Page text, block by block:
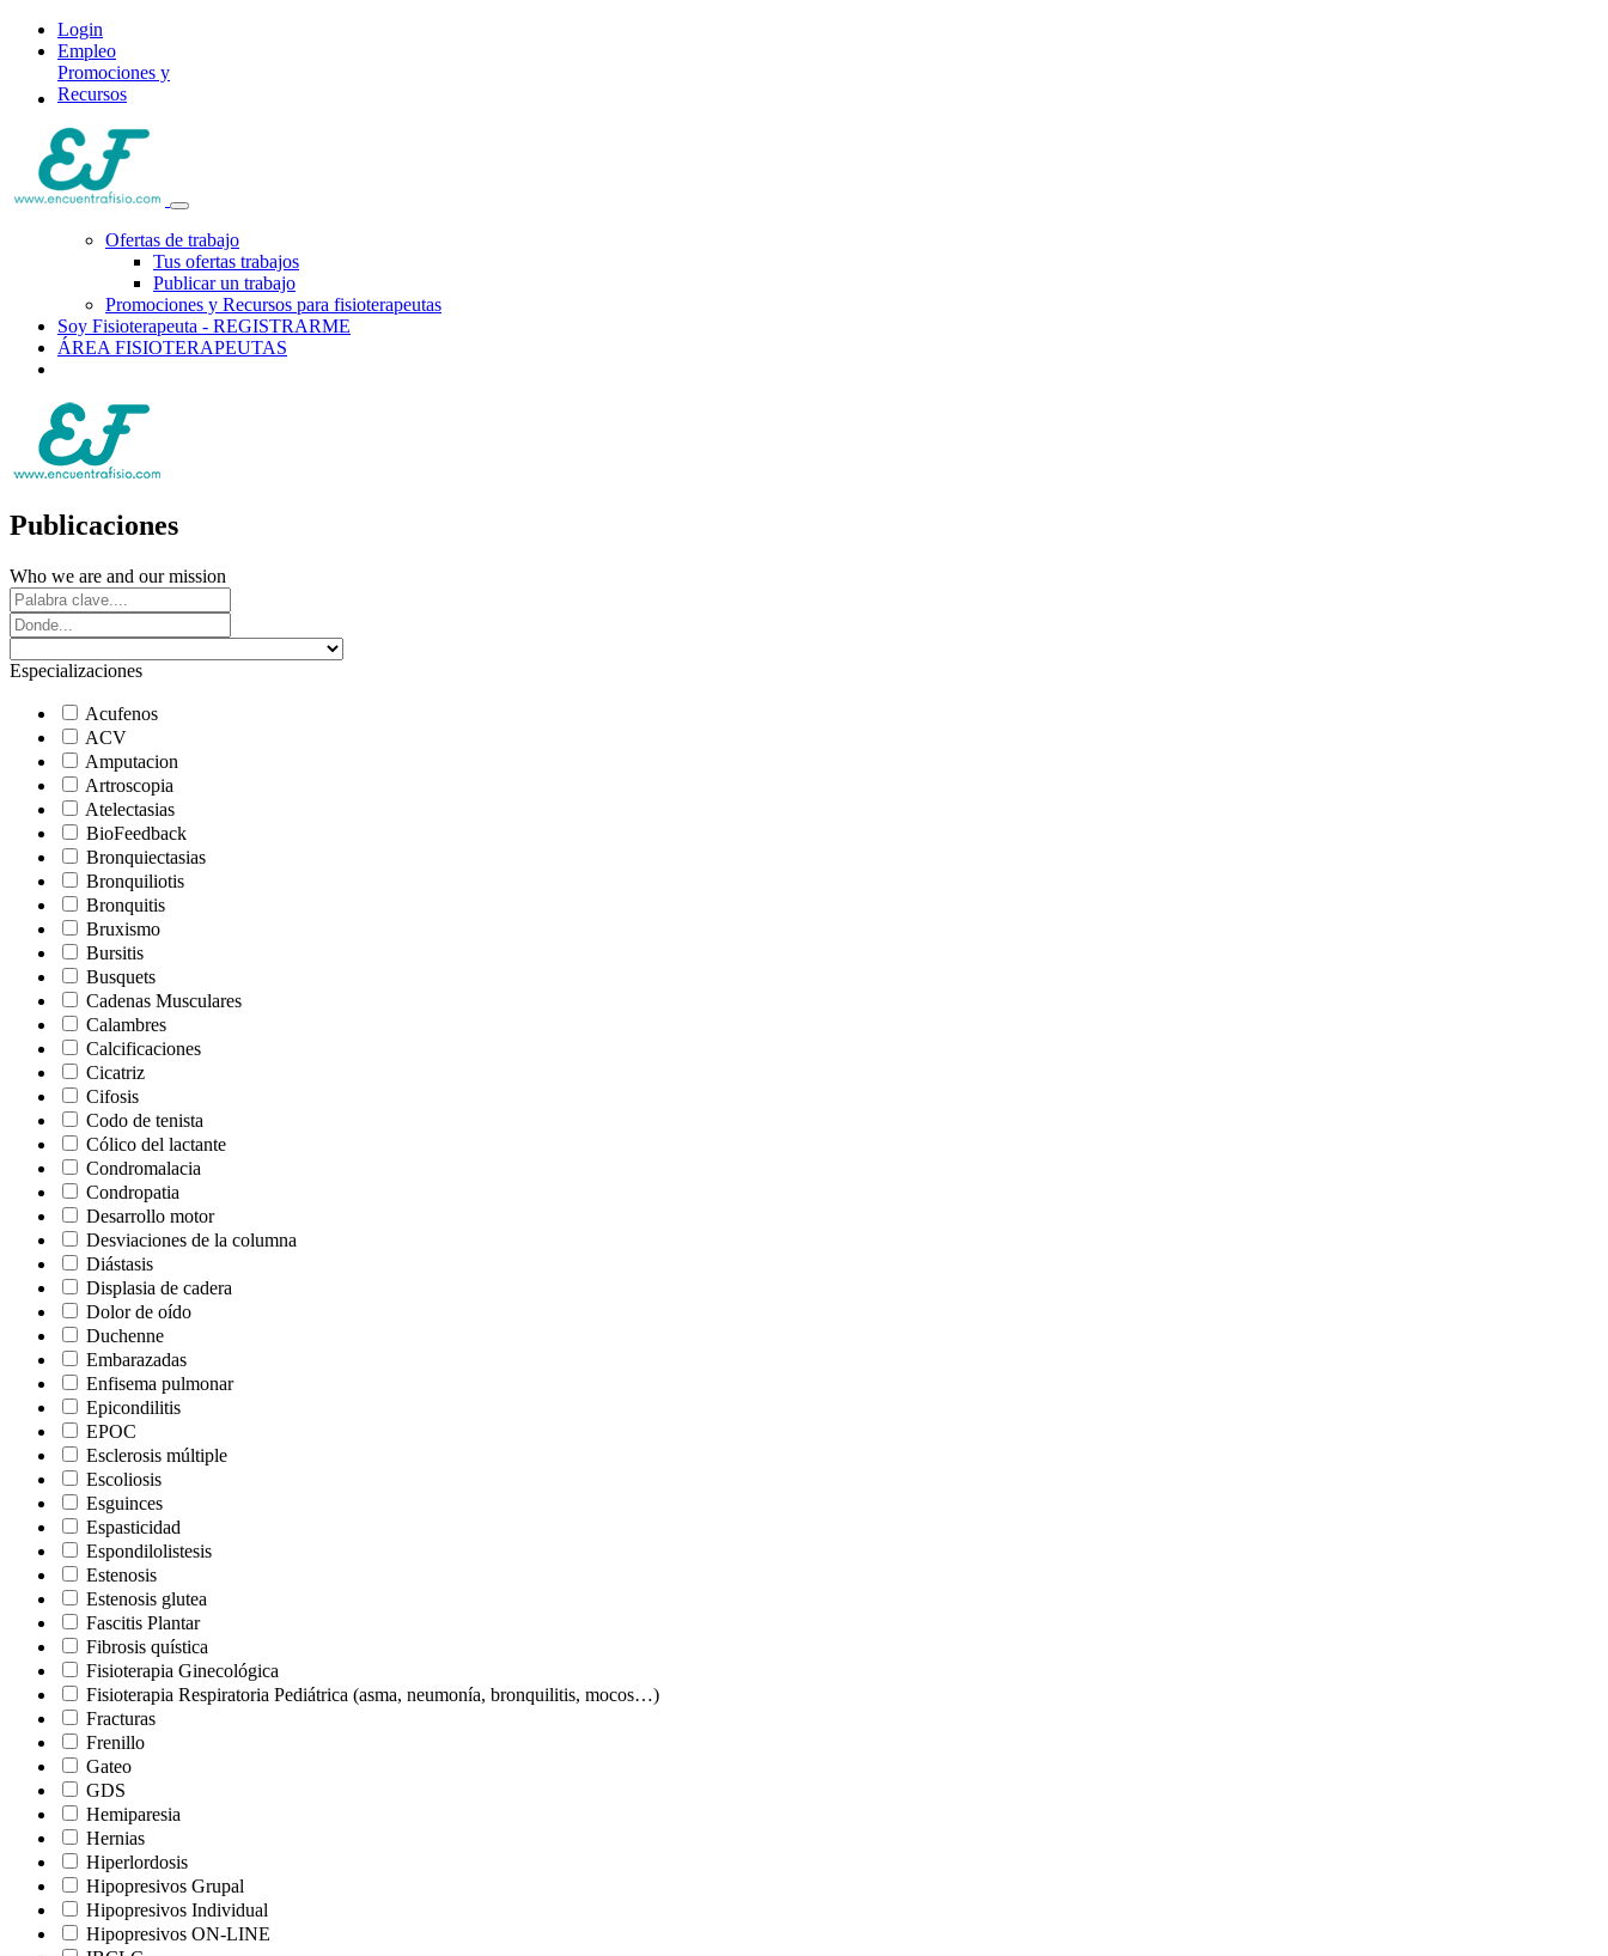
Login
Empleo
Promociones y
Recursos
Ofertas de trabajo
Tus ofertas trabajos
Publicar un trabajo
Promociones y Recursos para fisioterapeutas
Soy Fisioterapeuta - REGISTRARME
ÁREA FISIOTERAPEUTAS
Publicaciones
Who we are and our mission
Especializaciones
Acufenos
ACV
Amputacion
Artroscopia
Atelectasias
BioFeedback
Bronquiectasias
Bronquiliotis
Bronquitis
Bruxismo
Bursitis
Busquets
Cadenas Musculares
Calambres
Calcificaciones
Cicatriz
Cifosis
Codo de tenista
Cólico del lactante
Condromalacia
Condropatia
Desarrollo motor
Desviaciones de la columna
Diástasis
Displasia de cadera
Dolor de oído
Duchenne
Embarazadas
Enfisema pulmonar
Epicondilitis
EPOC
Esclerosis múltiple
Escoliosis
Esguinces
Espasticidad
Espondilolistesis
Estenosis
Estenosis glutea
Fascitis Plantar
Fibrosis quística
Fisioterapia Ginecológica
Fisioterapia Respiratoria Pediátrica (asma, neumonía, bronquilitis, mocos…)
Fracturas
Frenillo
Gateo
GDS
Hemiparesia
Hernias
Hiperlordosis
Hipopresivos Grupal
Hipopresivos Individual
Hipopresivos ON-LINE